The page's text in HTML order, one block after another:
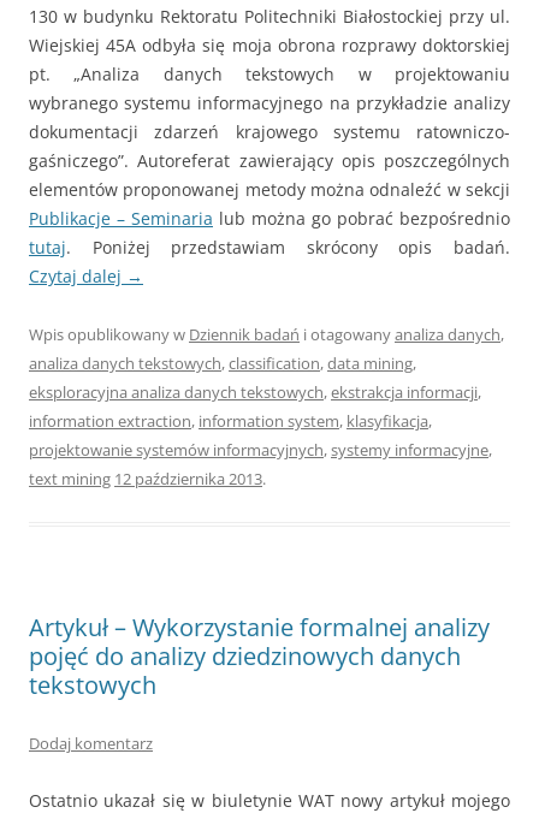
130 w budynku Rektoratu Politechniki Białostockiej przy ul.
Wiejskiej 45A odbyła się moja obrona rozprawy doktorskiej
pt. „Analiza danych tekstowych w projektowaniu
wybranego systemu informacyjnego na przykładzie analizy
dokumentacji zdarzeń krajowego systemu ratowniczo-
gaśniczego”. Autoreferat zawierający opis poszczególnych
elementów proponowanej metody można odnaleźć w sekcji
Publikacje – Seminaria lub można go pobrać bezpośrednio
tutaj. Poniżej przedstawiam skrócony opis badań.
Czytaj dalej →
Wpis opublikowany w Dziennik badań i otagowanyanaliza danych,
analiza danych tekstowych,classification,data mining,
eksploracyjna analiza danych tekstowych,ekstrakcja informacji,
information extraction, information system, klasyfikacja,
projektowanie systemów informacyjnych,systemy informacyjne,
text mining 12 października 2013.
Artykuł – Wykorzystanie formalnej analizy
pojęć do analizy dziedzinowych danych
tekstowych
Dodaj komentarz
Ostatnio ukazał się w biuletynie WAT nowy artykuł mojego